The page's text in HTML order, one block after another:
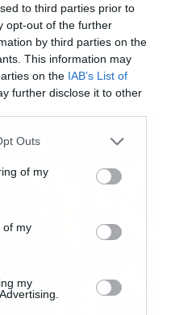
to third parties prior to
opt-out of the further
by third parties on the
This information may
on the IAB’s List of
further disclose it to other
uses one or more Google
You may click to
its third-party tags to
in below Google
Outs
of my
of my
my
να δούμε το πρώτο
και να μας
το ρόπαλο με το